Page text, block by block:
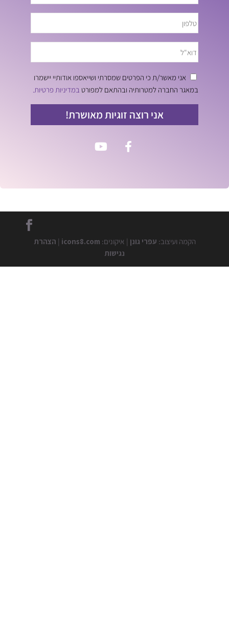
אני מאשר/ת כי הפרטים שמסרתי ושייאספו אודותיי יישמרו
במאגר החברה למטרותיה ובהתאם למפורט במדיניות פרטיות.
אני רוצה זוגיות מאושרת!
הקמה ועיצוב: עפרי גונן | איקונים: icons8.com
| הצהרת
נגישות